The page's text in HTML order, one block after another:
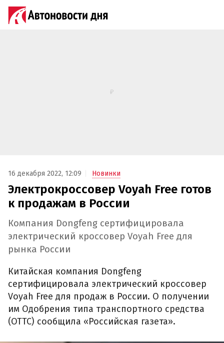
16 декабря 2022, 12:09 Новинки
Электрокроссовер Voyah Free готов
к продажам в России
Компания Dongfeng сертифицировала
электрический кроссовер Voyah Free для
рынка России
Китайская компания Dongfeng
сертифицировала электрический кроссовер
Voyah Free для продаж в России. О получении
им Одобрения типа транспортного средства
(ОТТС) сообщила «Российская газета».